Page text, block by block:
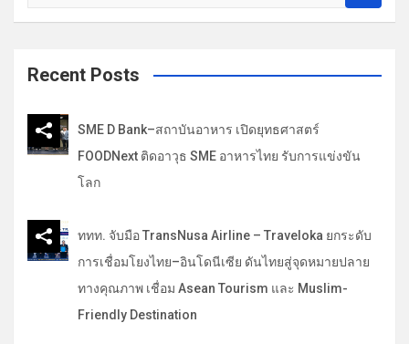
a
c
Recent Posts
SME D Bank–สถาบันอาหาร เปิดยุทธศาสตร์
FOODNext ติดอาวุธ SME อาหารไทย รับการแข่งขัน
โลก
ททท. จับมือ TransNusa Airline – Traveloka ยกระดับ
การเชื่อมโยงไทย–อินโดนีเซีย ดันไทยสู่จุดหมายปลาย
ทางคุณภาพ เชื่อม Asean Tourism และ Muslim-
Friendly Destination